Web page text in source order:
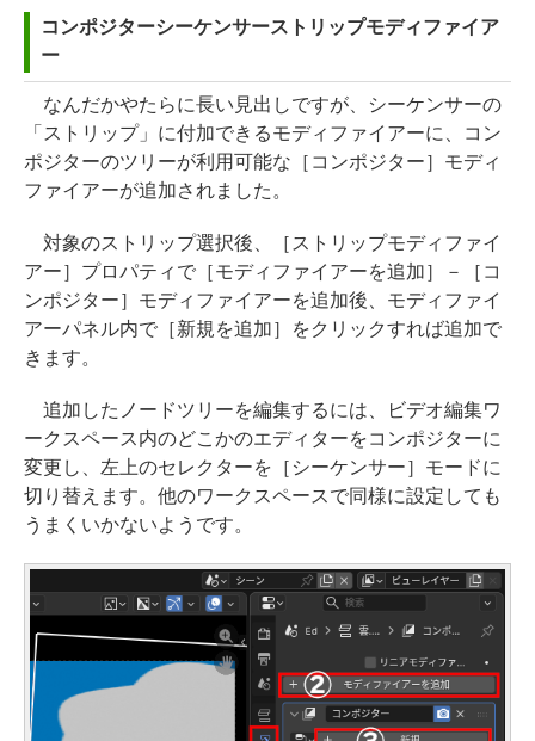
コンポジターシーケンサーストリップモディファイア
ー
なんだかやたらに長い見出しですが、シーケンサーの
「ストリップ」に付加できるモディファイアーに、コン
ポジターのツリーが利用可能な［コンポジター］モディ
ファイアーが追加されました。
対象のストリップ選択後、［ストリップモディファイ
アー］プロパティで［モディファイアーを追加］－［コ
ンポジター］モディファイアーを追加後、モディファイ
アーパネル内で［新規を追加］をクリックすれば追加で
きます。
追加したノードツリーを編集するには、ビデオ編集ワ
ークスペース内のどこかのエディターをコンポジターに
変更し、左上のセレクターを［シーケンサー］モードに
切り替えます。他のワークスペースで同様に設定しても
うまくいかないようです。